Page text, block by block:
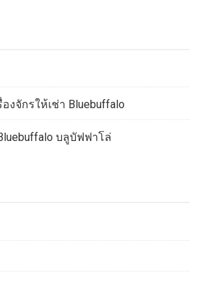
งจักรให้เช่า Bluebuffalo
บลูบัฟฟาโล่